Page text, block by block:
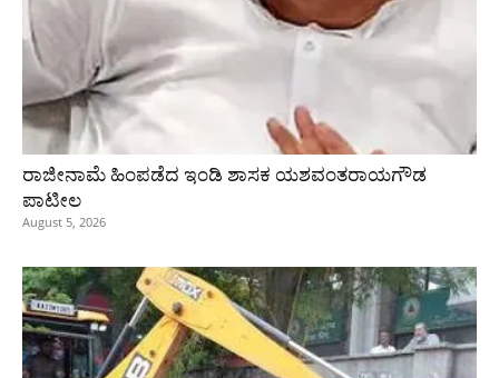
ರಾಜೀನಾಮೆ ಹಿಂಪಡೆದ ಇಂಡಿ ಶಾಸಕ ಯಶವಂತರಾಯಗೌಡ
ಪಾಟೀಲ
August 5, 2026